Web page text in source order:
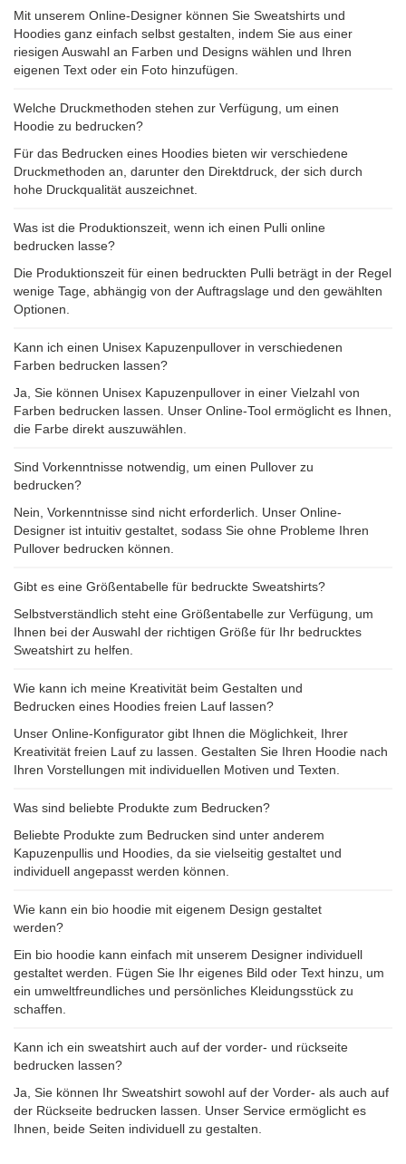
Mit unserem Online-Designer können Sie Sweatshirts und
Hoodies ganz einfach selbst gestalten, indem Sie aus einer
riesigen Auswahl an Farben und Designs wählen und Ihren
eigenen Text oder ein Foto hinzufügen.
Welche Druckmethoden stehen zur Verfügung, um einen
Hoodie zu bedrucken?
Für das Bedrucken eines Hoodies bieten wir verschiedene
Druckmethoden an, darunter den Direktdruck, der sich durch
hohe Druckqualität auszeichnet.
Was ist die Produktionszeit, wenn ich einen Pulli online
bedrucken lasse?
Die Produktionszeit für einen bedruckten Pulli beträgt in der Regel
wenige Tage, abhängig von der Auftragslage und den gewählten
Optionen.
Kann ich einen Unisex Kapuzenpullover in verschiedenen
Farben bedrucken lassen?
Ja, Sie können Unisex Kapuzenpullover in einer Vielzahl von
Farben bedrucken lassen. Unser Online-Tool ermöglicht es Ihnen,
die Farbe direkt auszuwählen.
Sind Vorkenntnisse notwendig, um einen Pullover zu
bedrucken?
Nein, Vorkenntnisse sind nicht erforderlich. Unser Online-
Designer ist intuitiv gestaltet, sodass Sie ohne Probleme Ihren
Pullover bedrucken können.
Gibt es eine Größentabelle für bedruckte Sweatshirts?
Selbstverständlich steht eine Größentabelle zur Verfügung, um
Ihnen bei der Auswahl der richtigen Größe für Ihr bedrucktes
Sweatshirt zu helfen.
Wie kann ich meine Kreativität beim Gestalten und
Bedrucken eines Hoodies freien Lauf lassen?
Unser Online-Konfigurator gibt Ihnen die Möglichkeit, Ihrer
Kreativität freien Lauf zu lassen. Gestalten Sie Ihren Hoodie nach
Ihren Vorstellungen mit individuellen Motiven und Texten.
Was sind beliebte Produkte zum Bedrucken?
Beliebte Produkte zum Bedrucken sind unter anderem
Kapuzenpullis und Hoodies, da sie vielseitig gestaltet und
individuell angepasst werden können.
Wie kann ein bio hoodie mit eigenem Design gestaltet
werden?
Ein bio hoodie kann einfach mit unserem Designer individuell
gestaltet werden. Fügen Sie Ihr eigenes Bild oder Text hinzu, um
ein umweltfreundliches und persönliches Kleidungsstück zu
schaffen.
Kann ich ein sweatshirt auch auf der vorder- und rückseite
bedrucken lassen?
Ja, Sie können Ihr Sweatshirt sowohl auf der Vorder- als auch auf
der Rückseite bedrucken lassen. Unser Service ermöglicht es
Ihnen, beide Seiten individuell zu gestalten.